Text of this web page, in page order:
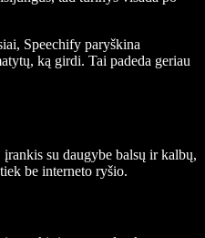
Speechify paryškina
ką girdi. Tai padeda geriau
su daugybe balsų ir kalbų,
be interneto ryšio.